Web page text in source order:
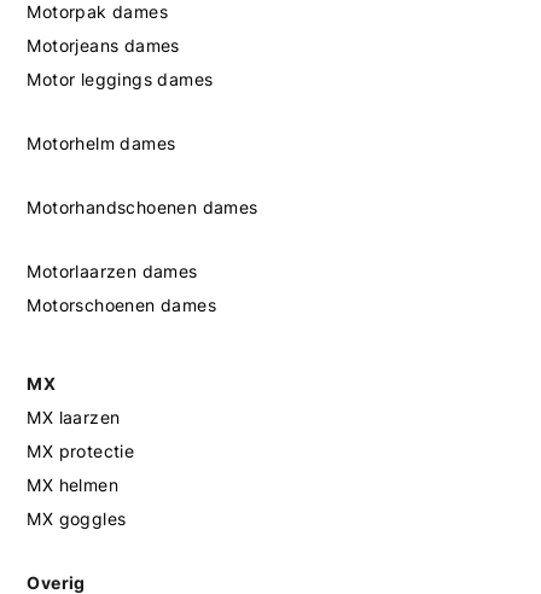
Motorpak dames
Motorjeans dames
Motor leggings dames
Motorhelm dames
Motorhandschoenen dames
Motorlaarzen dames
Motorschoenen dames
MX
MX laarzen
MX protectie
MX helmen
MX goggles
Overig